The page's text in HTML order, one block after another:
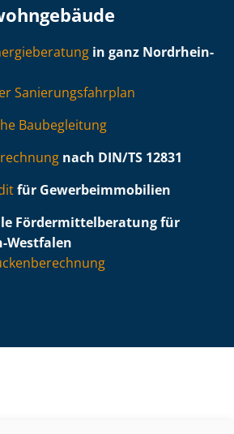
in ganz Nordrhein-
Sa­nie­rungs­fahr­plan
Baubegleitung
nach DIN/TS 12831
für Ge­wer­be­im­mo­bi­li­en
För­der­mit­tel­be­ra­tung für
Westfalen